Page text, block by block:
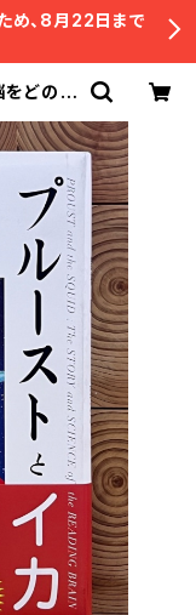
め、8月22日まで
どのよ